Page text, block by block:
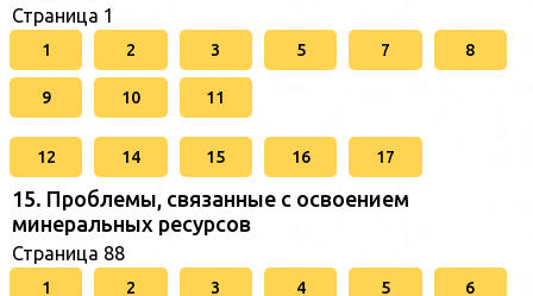
Страница 1
1 2 3 5 7 8
9 10 11
12 14 15 16 17
15. Проблемы, связанные с освоением
минеральных ресурсов
Страница 88
1 2 3 4 5 6